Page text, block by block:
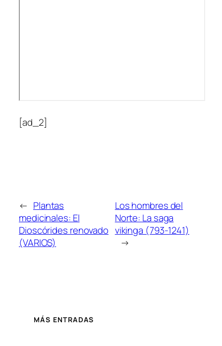
[ad_2]
← Plantas
medicinales: El
Dioscórides renovado
(VARIOS)
Los hombres del
Norte: La saga
vikinga (793-1241)
→
MÁS ENTRADAS